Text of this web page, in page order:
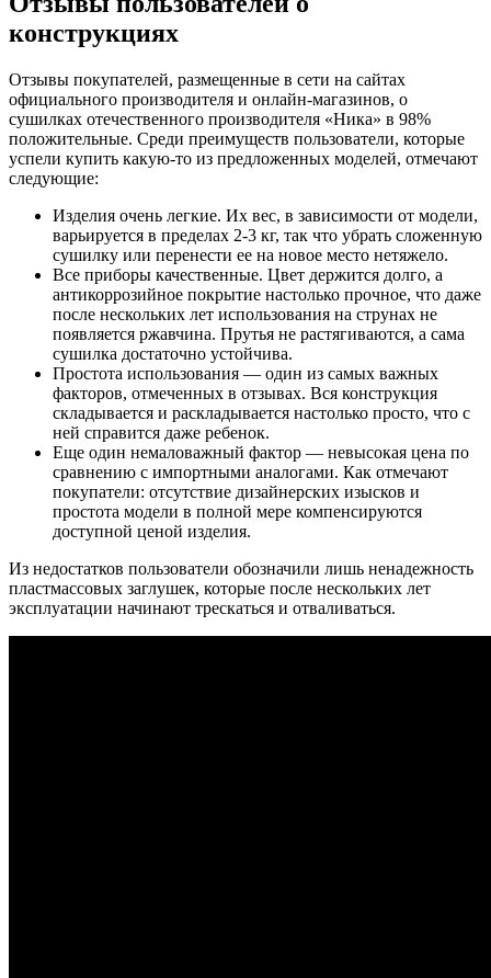
конструкциях
Отзывы покупателей, размещенные в сети на сайтах
официального производителя и онлайн-магазинов, о
сушилках отечественного производителя «Ника» в 98%
положительные. Среди преимуществ пользователи, которые
успели купить какую-то из предложенных моделей, отмечают
следующие:
Изделия очень легкие. Их вес, в зависимости от модели,
варьируется в пределах 2-3 кг, так что убрать сложенную
сушилку или перенести ее на новое место нетяжело.
Все приборы качественные. Цвет держится долго, а
антикоррозийное покрытие настолько прочное, что даже
после нескольких лет использования на струнах не
появляется ржавчина. Прутья не растягиваются, а сама
сушилка достаточно устойчива.
Простота использования — один из самых важных
факторов, отмеченных в отзывах. Вся конструкция
складывается и раскладывается настолько просто, что с
ней справится даже ребенок.
Еще один немаловажный фактор — невысокая цена по
сравнению с импортными аналогами. Как отмечают
покупатели: отсутствие дизайнерских изысков и
простота модели в полной мере компенсируются
доступной ценой изделия.
Из недостатков пользователи обозначили лишь ненадежность
пластмассовых заглушек, которые после нескольких лет
эксплуатации начинают трескаться и отваливаться.